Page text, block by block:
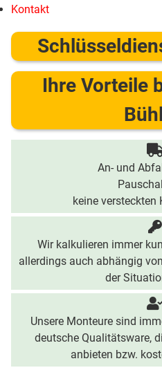
Kontakt
Ihre Vorteile
An- und
keine versteckten
Wir kalkulieren immer
allerdings auch abhängig
der
Unsere Monteure sind
deutsche Qualitätsware,
anbieten bzw.